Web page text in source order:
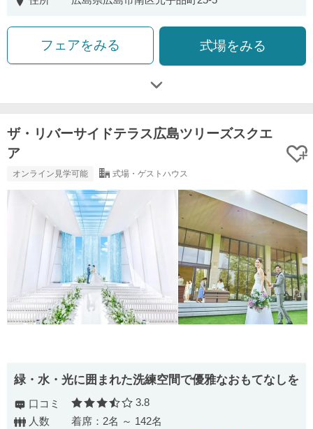
フェアをみる 式場をみる
ザ・リバーサイドテラス広島ツリーズスクエ
ア
オンライン見学可能 式場・ゲストハウス
緑・水・光に囲まれた洗練空間で優雅なおもてなしを
口コミ 口コミ評価
3.8
人数
着席：2名 ～ 142名